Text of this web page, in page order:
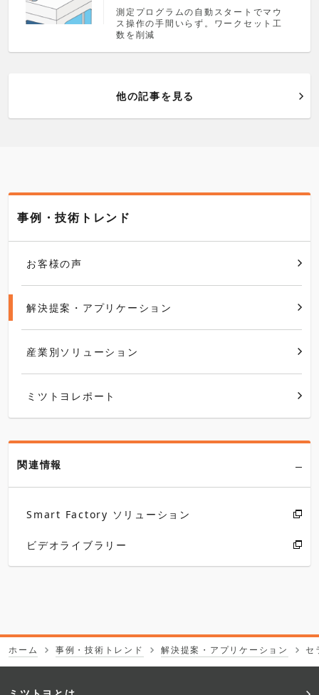
測定プログラムの自動スタートでマウ
ス操作の手間いらず。ワークセット工
数を削減
他の記事を見る
事例・技術トレンド
お客様の声
解決提案・アプリケーション
産業別ソリューション
ミツトヨレポート
関連情報
Smart Factory ソリューション
ビデオライブラリー
ホーム 事例・技術トレンド 解決提案・アプリケーション セ
フ